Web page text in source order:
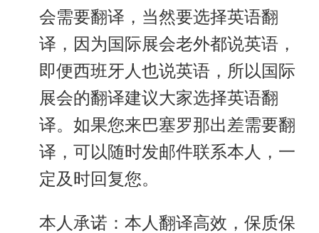
会需要翻译，当然要选择英语翻
译，因为国际展会老外都说英语，
即便西班牙人也说英语，所以国际
展会的翻译建议大家选择英语翻
译。如果您来巴塞罗那出差需要翻
译，可以随时发邮件联系本人，一
定及时回复您。
本人承诺：本人翻译高效，保质保